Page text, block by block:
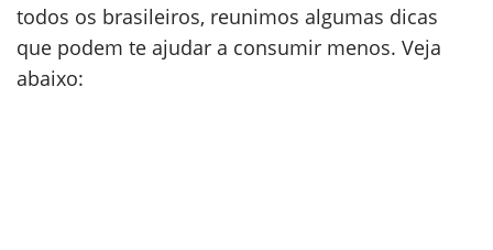
todos os brasileiros, reunimos algumas dicas
que podem te ajudar a consumir menos. Veja
abaixo: